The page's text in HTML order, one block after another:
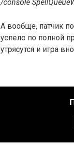
/console
А вообще, патчик
успело по полной
утрясутся и игра